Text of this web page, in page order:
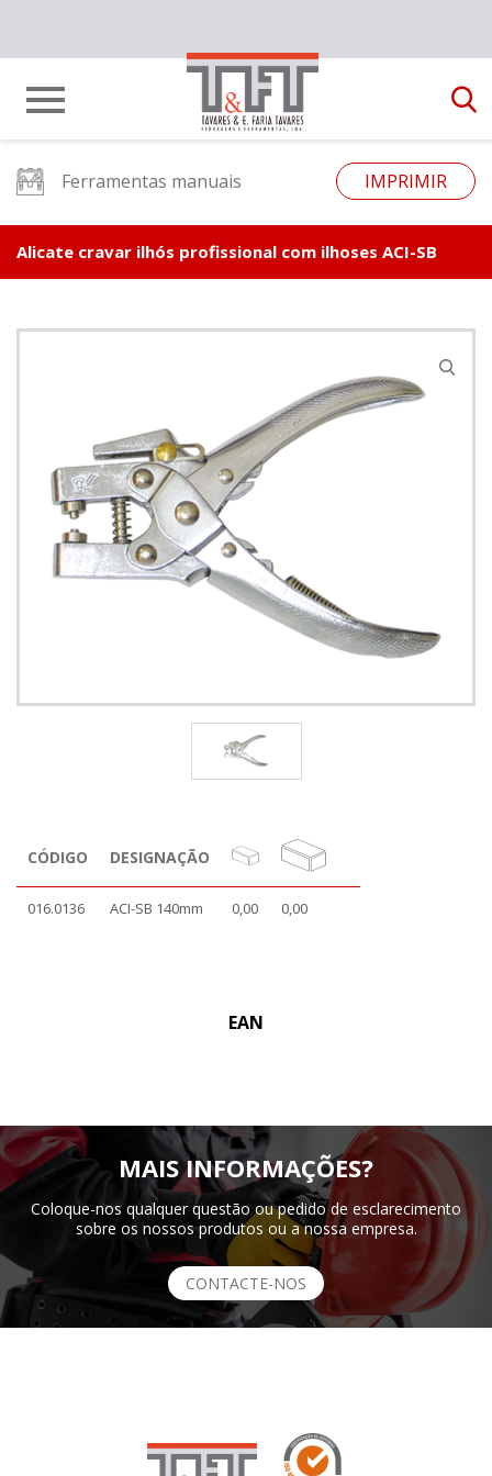
Ferramentas manuais IMPRIMIR
Alicate cravar ilhós profissional com ilhoses ACI-SB
CÓDIGO DESIGNAÇÃO
016.0136 ACI-SB 140mm 0,00 0,00
EAN
MAIS INFORMAÇÕES?
Coloque-nos qualquer questão ou pedido de esclarecimento
sobre os nossos produtos ou a nossa empresa.
CONTACTE-NOS